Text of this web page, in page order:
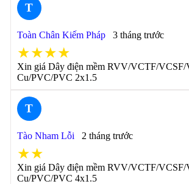
T
Toàn Chân Kiếm Pháp 3 tháng trước
★★★★
Xin giá Dây điện mềm RVV/VCTF/VCSF/
Cu/PVC/PVC 2x1.5
T
Tào Nham Lỗi 2 tháng trước
★★
Xin giá Dây điện mềm RVV/VCTF/VCSF/
Cu/PVC/PVC 4x1.5